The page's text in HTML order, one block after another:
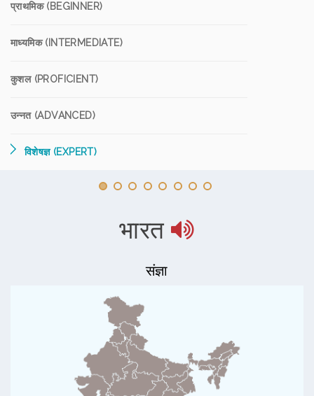
प्राथमिक (BEGINNER)
माध्यमिक (INTERMEDIATE)
कुशल (PROFICIENT)
उन्नत (ADVANCED)
विशेषज्ञ (EXPERT)
भारत
संज्ञा